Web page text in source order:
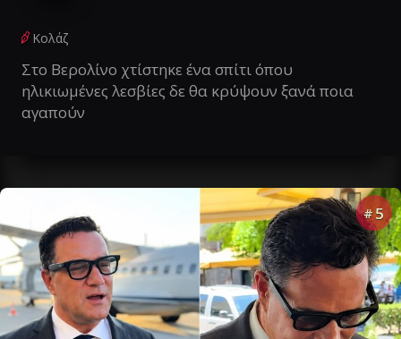
Κολάζ
Στο Βερολίνο χτίστηκε ένα σπίτι όπου
ηλικιωμένες λεσβίες δε θα κρύψουν ξανά ποια
αγαπούν
# 5